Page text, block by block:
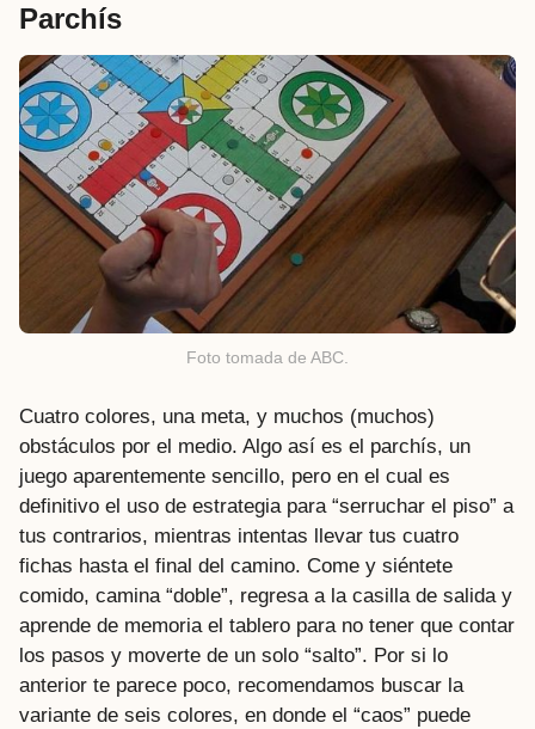
Parchís
Foto tomada de ABC.
Cuatro colores, una meta, y muchos (muchos)
obstáculos por el medio. Algo así es el parchís, un
juego aparentemente sencillo, pero en el cual es
definitivo el uso de estrategia para “serruchar el piso” a
tus contrarios, mientras intentas llevar tus cuatro
fichas hasta el final del camino. Come y siéntete
comido, camina “doble”, regresa a la casilla de salida y
aprende de memoria el tablero para no tener que contar
los pasos y moverte de un solo “salto”. Por si lo
anterior te parece poco, recomendamos buscar la
variante de seis colores, en donde el “caos” puede